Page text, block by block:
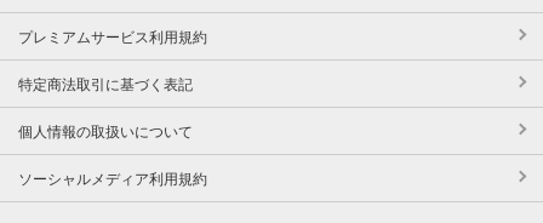
プレミアムサービス利用規約
特定商法取引に基づく表記
個人情報の取扱いについて
ソーシャルメディア利用規約